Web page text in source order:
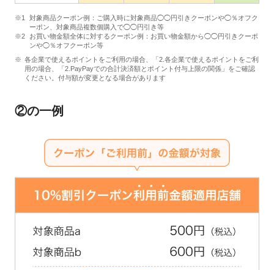
対象商品クーポン例：ご購入時に対象商品◯◯円引きクーポンや◯％オフク
ーポン、対象商品複数個購入で◯◯円引き等
お買い物金額全体に対するクーポン例：お買い物金額から◯◯円引きクーポ
ンや◯％オフクーポン等
各企業で使えるポイントをご利用の場合、「2.各企業で使えるポイントをご利
用の場合、「2.PayPayでの合計決済額とポイント付与上限の関係」をご確認
ください。付与額が変更となる場合があります
②の一例